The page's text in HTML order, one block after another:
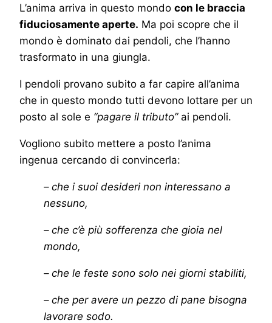
L’anima arriva in questo mondo con le braccia
fiduciosamente aperte. Ma poi scopre che il
mondo è dominato dai pendoli, che l’hanno
trasformato in una giungla.
I pendoli provano subito a far capire all’anima
che in questo mondo tutti devono lottare per un
posto al sole e “pagare il tributo”ai pendoli.
Vogliono subito mettere a posto l’anima
ingenua cercando di convincerla:
– che i suoi desideri non interessano a
nessuno,
– che c’è più sofferenza che gioia nel
mondo,
– che le feste sono solo nei giorni stabiliti,
– che per avere un pezzo di pane bisogna
lavorare sodo.